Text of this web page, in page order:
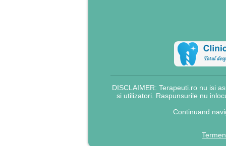
DISCLAIMER: Terapeuti.ro nu isi
si utilizatori. Raspunsurile nu
Continuand